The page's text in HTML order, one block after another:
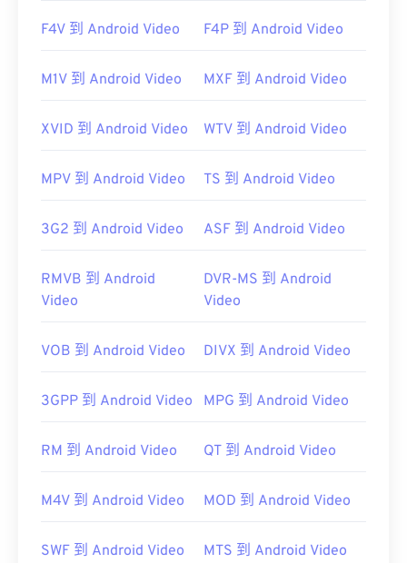
有用的链接：
F4V 到 Android Video F4P 到 Android Video
M1V 到 Android Video MXF 到 Android Video
XVID 到 Android Video WTV 到 Android Video
MPV 到 Android Video TS 到 Android Video
3G2 到 Android Video ASF 到 Android Video
RMVB 到 Android
Video
DVR-MS 到 Android
Video
VOB 到 Android Video DIVX 到 Android Video
3GPP 到 Android Video MPG 到 Android Video
RM 到 Android Video QT 到 Android Video
M4V 到 Android Video MOD 到 Android Video
SWF 到 Android Video MTS 到 Android Video